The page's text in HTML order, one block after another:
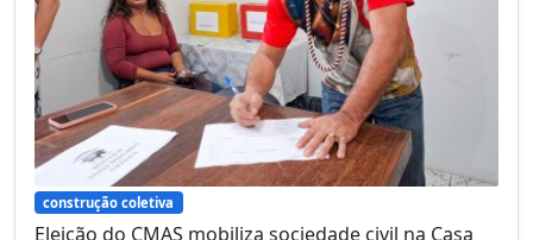
construção coletiva
Eleição do CMAS mobiliza sociedade civil na Casa